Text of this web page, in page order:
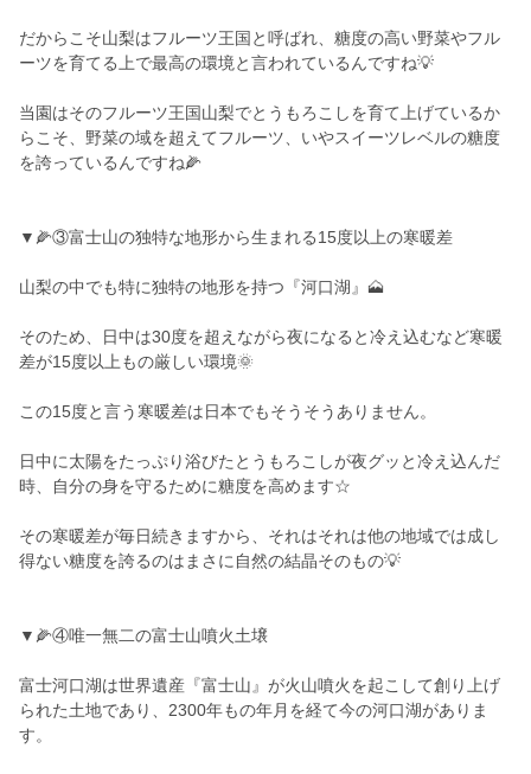
だからこそ山梨はフルーツ王国と呼ばれ、糖度の高い野菜やフル
ーツを育てる上で最高の環境と言われているんですね💡
当園はそのフルーツ王国山梨でとうもろこしを育て上げているか
らこそ、野菜の域を超えてフルーツ、いやスイーツレベルの糖度
を誇っているんですね🌽
▼🌽③富士山の独特な地形から生まれる15度以上の寒暖差
山梨の中でも特に独特の地形を持つ『河口湖』🗻
そのため、日中は30度を超えながら夜になると冷え込むなど寒暖
差が15度以上もの厳しい環境🌞
この15度と言う寒暖差は日本でもそうそうありません。
日中に太陽をたっぷり浴びたとうもろこしが夜グッと冷え込んだ
時、自分の身を守るために糖度を高めます☆
その寒暖差が毎日続きますから、それはそれは他の地域では成し
得ない糖度を誇るのはまさに自然の結晶そのもの💡
▼🌽④唯一無二の富士山噴火土壌
富士河口湖は世界遺産『富士山』が火山噴火を起こして創り上げ
られた土地であり、2300年もの年月を経て今の河口湖がありま
す。